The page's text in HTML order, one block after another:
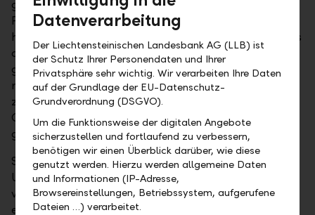
gelitten, gefolgt von den Biotech- und
Pharmawerten. Die Medizinaltechnologiefirmen
hatten die geringsten Rückgänge zu verzeichnen. Aus
operativer Sicht können bei den Unternehmen keine
grossen Fehltritte festgestellt werden – die
rapportierten Zahlen fürs erste Quartal waren
zufriedenstellend. Die Anleger haben die
Gesundheitstitel einzig aus Angst vor einer
grundlegenden Änderung bei Medicare abgestossen.
So zeigen erste Umfragen deutlich mehr
Unterstützung für den "Medicare For All"-Vorschlag
von Bernie Sanders, der die staatliche Einheitskasse
einführen möchte. Die Hürde im Senat dürfte unserer
Datenverarbeitung
Der Liechtensteinischen Landesbank AG (LLB) ist
der Schutz Ihrer Personendaten und Ihrer
Privatsphäre sehr wichtig. Wir verarbeiten Ihre Daten
auf der Grundlage der EU-Datenschutz-
Grundverordnung (DSGVO).
Um die Funktionsweise der digitalen Angebote
sicherzustellen und fortlaufend zu verbessern,
benötigen wir einen Überblick darüber, wie diese
genutzt werden. Hierzu werden allgemeine Daten
und Informationen (IP-Adresse,
Browsereinstellungen, Betriebssystem, aufgerufene
Dateien …) verarbeitet.